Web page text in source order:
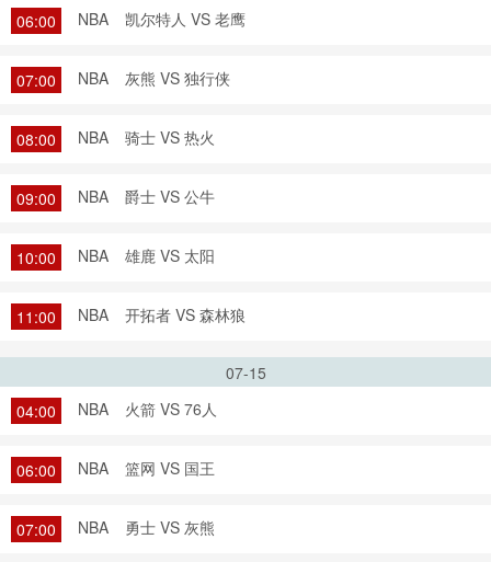
06:00 NBA 凯尔特人 VS 老鹰
07:00 NBA 灰熊 VS 独行侠
08:00 NBA 骑士 VS 热火
09:00 NBA 爵士 VS 公牛
10:00 NBA 雄鹿 VS 太阳
11:00 NBA 开拓者 VS 森林狼
07-15
04:00
NBA 火箭 VS 76人
06:00 NBA 篮网 VS 国王
07:00 NBA 勇士 VS 灰熊